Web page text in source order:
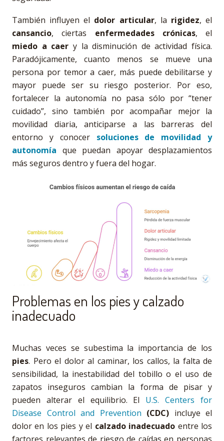
También influyen el dolor articular, la rigidez, el
cansancio, ciertas enfermedades crónicas, el
miedo a caer y la disminución de actividad física.
Paradójicamente, cuanto menos se mueve una
persona por temor a caer, más puede debilitarse y
mayor puede ser su riesgo posterior. Por eso,
fortalecer la autonomía no pasa sólo por “tener
cuidado”, sino también por acompañar mejor la
movilidad diaria, anticiparse a las barreras del
entorno y conocer soluciones de movilidad y
autonomía que puedan apoyar desplazamientos
más seguros dentro y fuera del hogar.
Problemas en los pies y calzado
inadecuado
Muchas veces se subestima la importancia de los
pies. Pero el dolor al caminar, los callos, la falta de
sensibilidad, la inestabilidad del tobillo o el uso de
zapatos inseguros cambian la forma de pisar y
pueden alterar el equilibrio. El U.S. Centers for
Disease Control and Prevention (CDC) incluye el
dolor en los pies y el calzado inadecuado entre los